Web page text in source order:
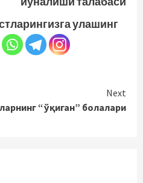
улашинг
Next
“ўқиган” болалари